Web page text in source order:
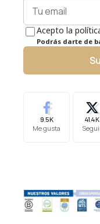
Acepto la
Podrás darte de
9.5K
Me gusta
41.4K